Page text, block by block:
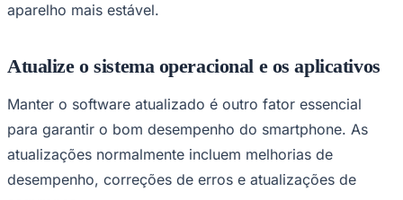
Fluminense
aparelho mais estável.
Atualize o sistema operacional e os aplicativos
Manter o software atualizado é outro fator essencial
para garantir o bom desempenho do smartphone. As
atualizações normalmente incluem melhorias de
desempenho, correções de erros e atualizações de